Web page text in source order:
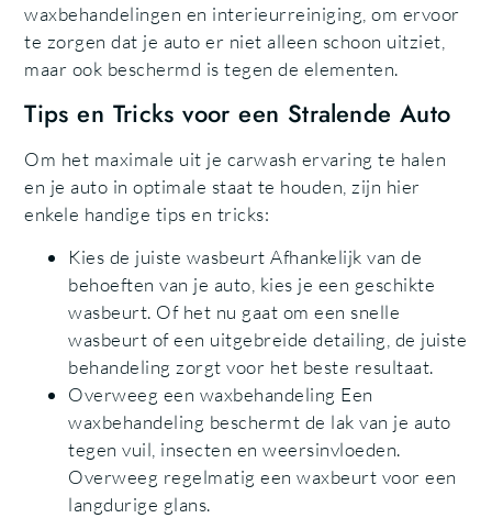
waxbehandelingen en interieurreiniging, om ervoor
te zorgen dat je auto er niet alleen schoon uitziet,
maar ook beschermd is tegen de elementen.
Tips en Tricks voor een Stralende Auto
Om het maximale uit je carwash ervaring te halen
en je auto in optimale staat te houden, zijn hier
enkele handige tips en tricks:
Kies de juiste wasbeurt Afhankelijk van de
behoeften van je auto, kies je een geschikte
wasbeurt. Of het nu gaat om een snelle
wasbeurt of een uitgebreide detailing, de juiste
behandeling zorgt voor het beste resultaat.
Overweeg een waxbehandeling Een
waxbehandeling beschermt de lak van je auto
tegen vuil, insecten en weersinvloeden.
Overweeg regelmatig een waxbeurt voor een
langdurige glans.